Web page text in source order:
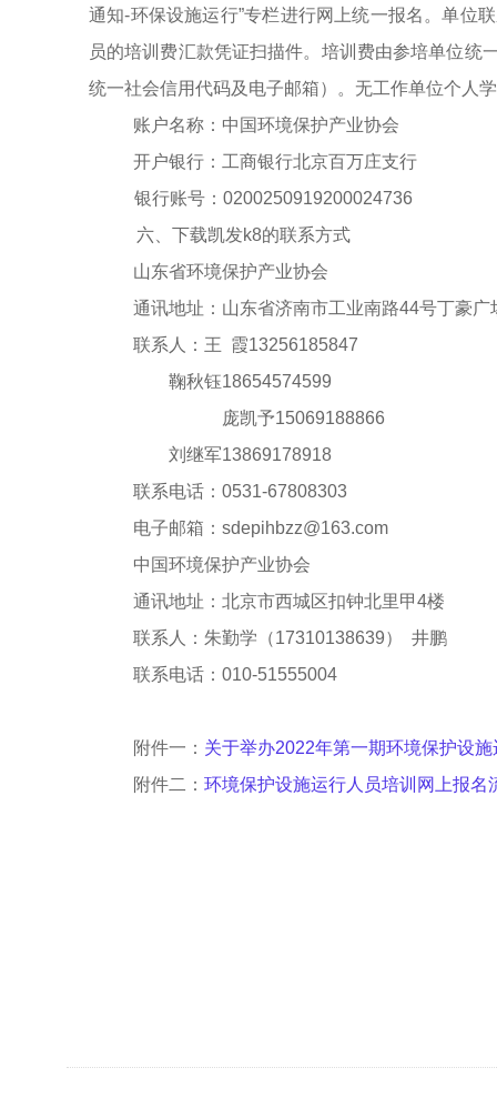
通知-环保设施运行”专栏进行网上统一报名。单位
员的培训费汇款凭证扫描件。培训费由参培单位统
统一社会信用代码及电子邮箱）。无工作单位个人
账户名称：中国环境保护产业协会
开户银行：工商银行北京百万庄支行
银行账号： 0200250919200024736
六、下载凯发k8的联系方式
山东省环境保护产业协会
通讯地址：山东省济南市工业南路44号丁豪广
联系人：王 霞13256185847
鞠秋钰18654574599
庞凯予15069188866
刘继军13869178918
联系电话： 0531-67808303
电子邮箱： sdepihbzz@163.com
中国环境保护产业协会
通讯地址：北京市西城区扣钟北里甲4楼
联系人：朱勤学（17310138639） 井鹏
联系电话： 010-51555004
附件一： 关于举办2022年第一期环境保护设
附件二： 环境保护设施运行人员培训网上报名